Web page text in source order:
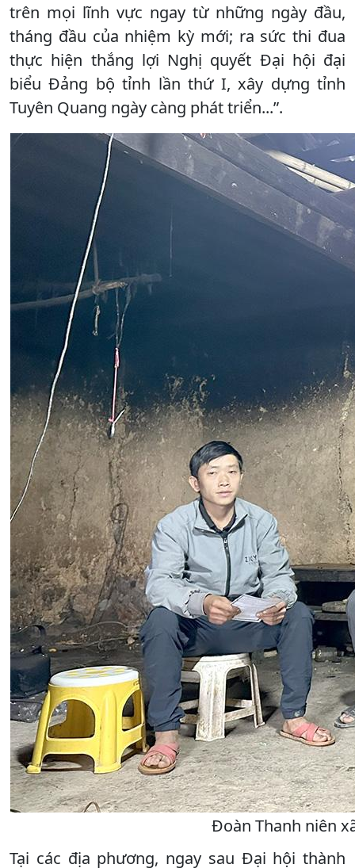
trên mọi lĩnh vực ngay từ những ngày đầu,
tháng đầu của nhiệm kỳ mới; ra sức thi đua
thực hiện thắng lợi Nghị quyết Đại hội đại
biểu Đảng bộ tỉnh lần thứ I, xây dựng tỉnh
Tuyên Quang ngày càng phát triển...”.
Đoàn Thanh niên
Tại các địa phương, ngay sau Đại hội thành